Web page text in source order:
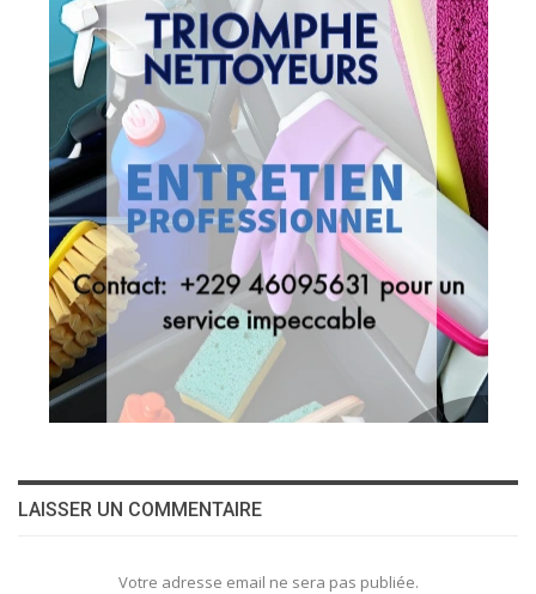
LAISSER UN COMMENTAIRE
Votre adresse email ne sera pas publiée.